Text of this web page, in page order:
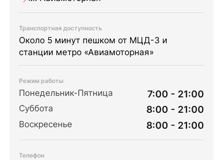
Транспортная доступность
Около 5 минут пешком от МЦД-3 и
станции метро «Авиамоторная»
Режим работы
Понедельник-Пятница 7:00 - 21:00
Суббота 8:00 - 21:00
Воскресенье 8:00 - 21:00
Телефон